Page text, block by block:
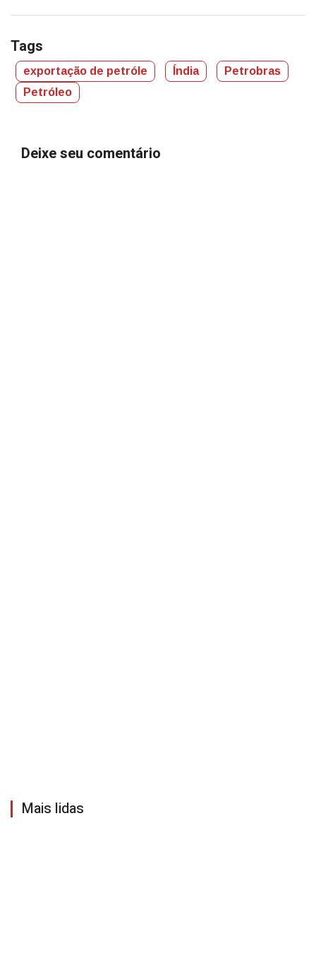
Tags
exportação de petróle Índia
Petrobras
Petróleo
Deixe seu comentário
Mais lidas